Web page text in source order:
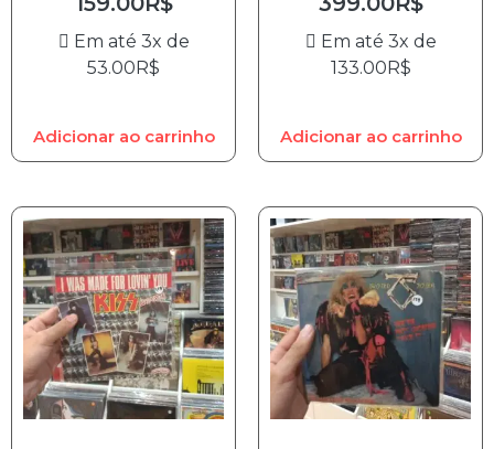
Em até 3x de
53.00R$
Adicionar ao carrinho
Em até 3x de
133.00R$
Adicionar ao carrinho